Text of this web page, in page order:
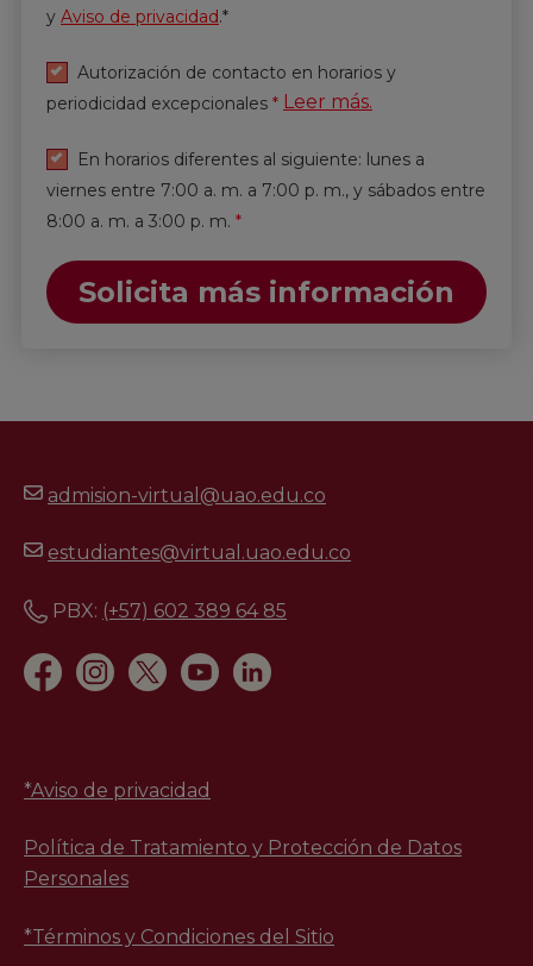
y Aviso de privacidad.*
Autorización de contacto en horarios y
periodicidad excepcionales * Leer más.
En horarios diferentes al siguiente: lunes a
viernes entre 7:00 a. m. a 7:00 p. m., y sábados entre
8:00 a. m. a 3:00 p. m. *
Solicita más información
admision-virtual@uao.edu.co
estudiantes@virtual.uao.edu.co
PBX: (+57) 602 389 64 85
*Aviso de privacidad
Política de Tratamiento y Protección de Datos
Personales
*Términos y Condiciones del Sitio